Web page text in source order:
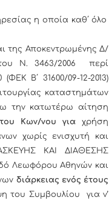
η οποία καθ΄ όλο
της Αποκεντρωμένης Δ/
Ν. 3463/2006 περί
Β΄ 31600/09-12-2013)
καταστημάτων
την κατωτέρω αίτηση
Κων/νου για χρήση
χωρίς ενισχυτή και
ΚΑΙ ΔΙΑΘΕΣΗΣ
Λεωφόρου Αθηνών και
διάρκειας ενός έτους
του Συμβουλίου για ν’